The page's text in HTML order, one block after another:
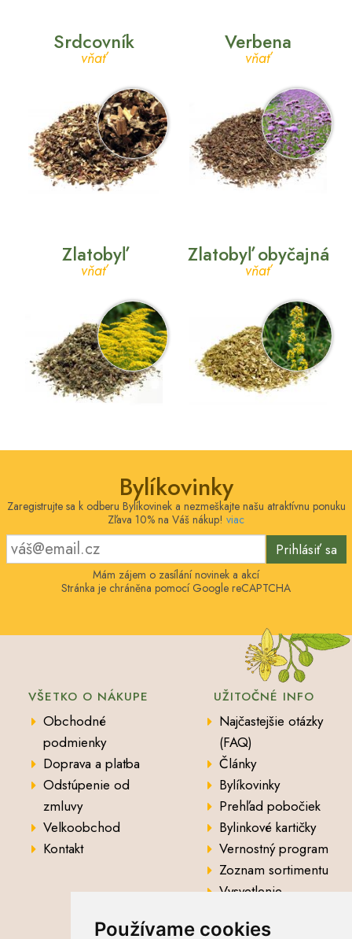
Používame cookies
Srdcovník
vňať
Verbena
vňať
Zlatobyľ
vňať
Zlatobyľ obyčajná
vňať
Bylíkovinky
Zaregistrujte sa k odberu Bylíkovinek a nezmeškajte našu atraktívnu ponuku
Zľava 10% na Váš nákup! viac
Prihlásiť sa
Mám zájem o zasílání novinek a akcí
Stránka je chráněna pomocí Google reCAPTCHA
VŠETKO O NÁKUPE
Obchodné
podmienky
Doprava a platba
Odstúpenie od
zmluvy
Velkoobchod
Kontakt
UŽITOČNÉ INFO
Najčastejšie otázky
(FAQ)
Články
Bylíkovinky
Prehľad pobočiek
Bylinkové kartičky
Vernostný program
Zoznam sortimentu
Vysvetlenie